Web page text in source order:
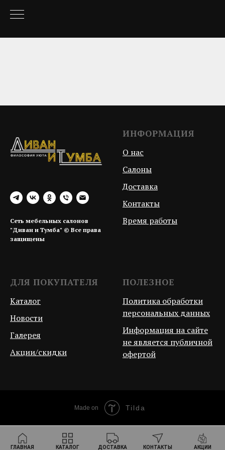
ГЛАВНАЯ КАТАЛОГ ДОСТАВКА КОНТАКТЫ АКЦИИ
Сеть мебельных салонов
"Диван и Тумба" © Все права
защищены
ИНФОРМАЦИЯ
О нас
Салоны
Доставка
Контакты
Время работы
ДЛЯ ПОКУПАТЕЛЯ
Каталог
Новости
Галерея
Акции/скидки
ПОЛЕЗНОЕ
Политика обработки
персональных данных
Информация на сайте
не является публичной
офертой
Made on Tilda